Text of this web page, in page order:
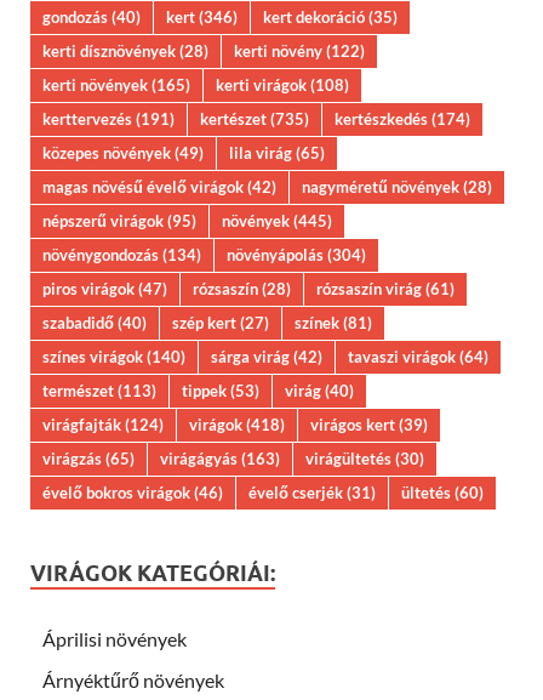
gondozás(40) kert(346) kert dekoráció(35)
kerti dísznövények(28) kerti növény(122)
kerti növények(165) kerti virágok(108)
kerttervezés(191) kertészet(735) kertészkedés(174)
közepes növények(49) lila virág(65)
magas növésű évelő virágok(42) nagyméretű növények(28)
népszerű virágok(95) növények(445)
növénygondozás(134) növényápolás(304)
piros virágok(47) rózsaszín(28) rózsaszín virág(61)
szabadidő(40) szép kert(27) színek(81)
színes virágok(140) sárga virág(42) tavaszi virágok(64)
természet(113) tippek(53) virág(40)
virágfajták(124) virágok(418) virágos kert(39)
virágzás(65) virágágyás(163) virágültetés(30)
évelő bokros virágok(46) évelő cserjék(31) ültetés(60)
VIRÁGOK KATEGÓRIÁI:
Áprilisi növények
Árnyéktűrő növények